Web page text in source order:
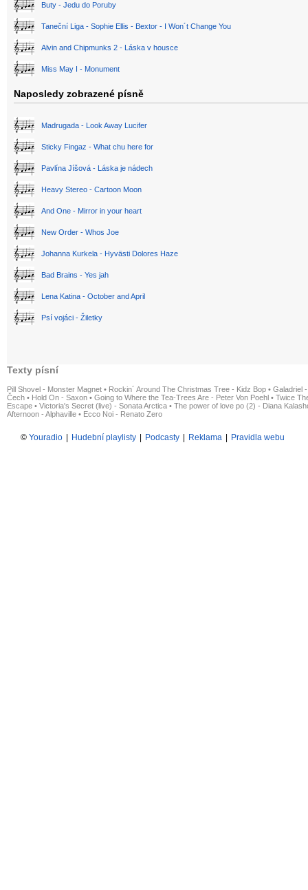
Buty - Jedu do Poruby
Taneční Liga - Sophie Ellis - Bextor - I Won´t Change You
Alvin and Chipmunks 2 - Láska v housce
Miss May I - Monument
Naposledy zobrazené písně
Madrugada - Look Away Lucifer
Sticky Fingaz - What chu here for
Pavlína Jíšová - Láska je nádech
Heavy Stereo - Cartoon Moon
And One - Mirror in your heart
New Order - Whos Joe
Johanna Kurkela - Hyvästi Dolores Haze
Bad Brains - Yes jah
Lena Katina - October and April
Psí vojáci - Žiletky
Texty písní
Pill Shovel - Monster Magnet • Rockin´ Around The Christmas Tree - Kidz Bop • Galadriel
Čech • Hold On - Saxon • Going to Where the Tea-Trees Are - Peter Von Poehl • Twice
Escape • Victoria's Secret (live) - Sonata Arctica • The power of love po (2) - Diana
Afternoon - Alphaville • Ecco Noi - Renato Zero
© Youradio Hudební playlisty Podcasty Reklama Pravidla webu